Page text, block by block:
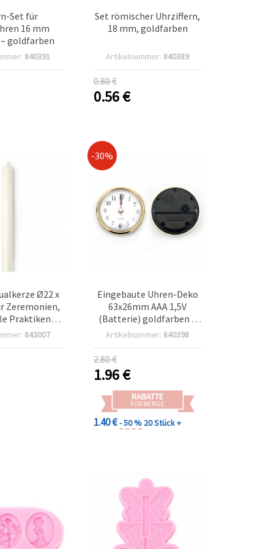
Set für
16 mm
goldfarben
840391
Set römischer Uhrziffern,
18 mm, goldfarben
Artikelnummer: 840389
0.80 €
0.56€
Ø22 x
Zeremonien,
Praktiken,
Rituale,
843007
-30%
Eingebaute Uhren-Deko
63x26mm AAA 1,5V
(Batterie) goldfarben –
Bastelzubehör DIY
Artikelnummer: 840398
2.80 €
1.96€
RABATTE
FÜR MENGE
1.40 €- 50 % 20 Stück +